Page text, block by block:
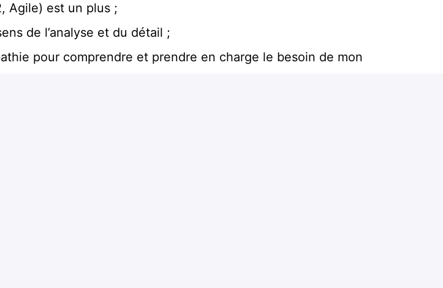
Agile) est un plus ;
de l’analyse et du détail ;
pour comprendre et prendre en charge le besoin de mon